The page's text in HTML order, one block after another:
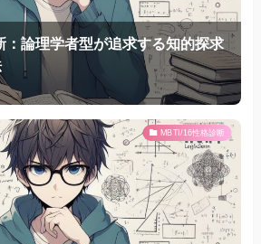
：論理学者型が追求する知的探求
MBTI/16性格診断